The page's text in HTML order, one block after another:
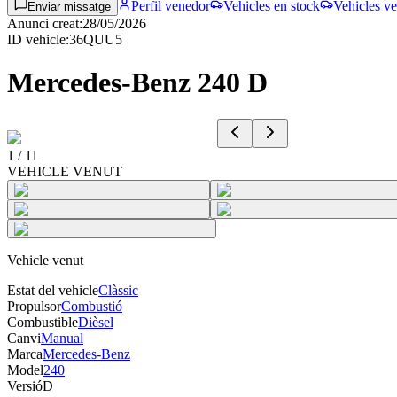
Enviar missatge Perfil venedor Vehicles en stock
Vehicles
Anunci creat:28/05/2026
ID vehicle:36QUU5
Mercedes-Benz 240 D
1 / 11
VEHICLE VENUT
Vehicle venut
Estat del vehicleClàssic
PropulsorCombustió
CombustibleDièsel
CanviManual
MarcaMercedes-Benz
Model240
VersióD